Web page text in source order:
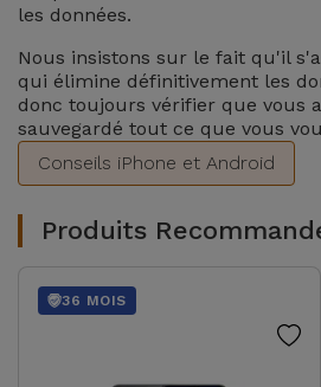
les données.
Nous insistons sur le fait qu'il
qui élimine définitivement les
donc toujours vérifier que vous
sauvegardé tout ce que vous
Conseils iPhone et Android
Produits
36 MOIS